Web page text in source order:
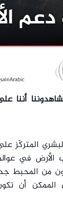
أننا
المتركّز
الأرض في
من المحبط
الممكن أن